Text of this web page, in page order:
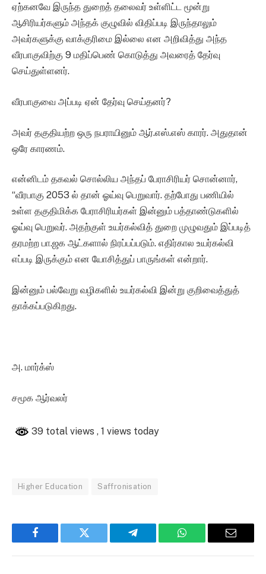
ஏற்கனவே இருந்த துறைத் தலைவர் உள்ளிட்ட மூன்று
ஆசிரியர்களும் அந்தக் குழுவில் விதிப்படி இருந்தாலும்
அவர்களுக்கு வாக்குரிமை இல்லை என அறிவித்து அந்த
வீரபாகுவிற்கு 9 மதிப்பெண் கொடுத்து அவரைத் தேர்வு
செய்துள்ளனர்.
வீரபாகுவை அப்படி ஏன் தேர்வு செய்தனர்?
அவர் தகுதியற்ற ஒரு நபராயினும் ஆர்.எஸ்.எஸ் காரர். அதுதான்
ஒரே காரணம்.
என்னிடம் தகவல் சொல்லிய அந்தப் பேராசிரியர் சொன்னார்,
“வீரபாகு 2053 ல் தான் ஓய்வு பெறுவார். தற்போது பணியில்
உள்ள தகுதிமிக்க பேராசிரியர்கள் இன்னும் பத்தாண்டுகளில்
ஓய்வு பெறுவர். அதற்குள் உயர்கல்வித் துறை முழுவதும் இப்படித்
தரமற்ற பா.ஜக ஆட்களால் நிரப்பப்படும். எதிர்கால உயர்கல்வி
எப்படி இருக்கும் என யோசித்துப் பாருங்கள் என்றார்.
இன்னும் பல்வேறு வழிகளில் உயர்கல்வி இன்று குறிவைத்துத்
தாக்கப்படுகிறது.
அ. மார்க்ஸ்
சமூக ஆர்வலர்
39 total views , 1 views today
Higher Education Saffronisation
Facebook Twitter Telegram WhatsApp Email